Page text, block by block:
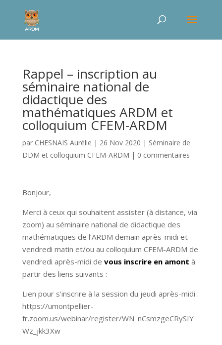
Rappel – inscription au
séminaire national de
didactique des
mathématiques ARDM et
colloquium CFEM-ARDM
par CHESNAIS Aurélie | 26 Nov 2020 | Séminaire de
DDM et colloquium CFEM-ARDM | 0 commentaires
Bonjour,
Merci à ceux qui souhaitent assister (à distance, via
zoom) au séminaire national de didactique des
mathématiques de l’ARDM demain après-midi et
vendredi matin et/ou au colloquium CFEM-ARDM de
vendredi après-midi de vous inscrire en amont à
partir des liens suivants :
Lien pour s’inscrire à la session du jeudi après-midi :
https://umontpellier-
fr.zoom.us/webinar/register/WN_nCsmzgeCRySIY
Wz_jkk3Xw